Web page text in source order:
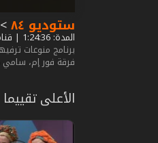
ستوديو ٨٤ >
المدة: 1:24:36 | قناة:
برنامج منوعات
فرقة فور إم،
الأعلى تقييما